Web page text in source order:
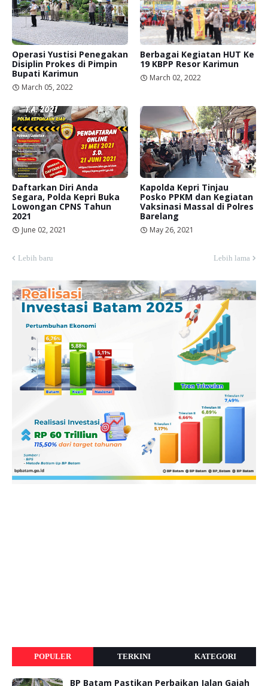
Operasi Yustisi Penegakan
Disiplin Prokes di Pimpin
Bupati Karimun
March 05, 2022
Berbagai Kegiatan HUT Ke
19 KBPP Resor Karimun
March 02, 2022
Daftarkan Diri Anda
Segara, Polda Kepri Buka
Lowongan CPNS Tahun
2021
June 02, 2021
Kapolda Kepri Tinjau
Posko PPKM dan Kegiatan
Vaksinasi Massal di Polres
Barelang
May 26, 2021
Lebih baru Lebih lama
POPULER TERKINI KATEGORI
BP Batam Pastikan Perbaikan Jalan Gajah